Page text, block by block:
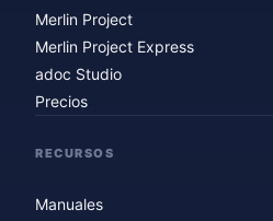
Merlin Project
Merlin Project Express
adoc Studio
Precios
RECURSOS
Manuales